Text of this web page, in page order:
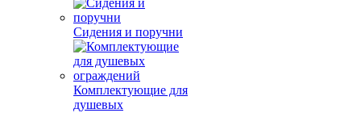
Сидения и поручни
Комплектующие для
душевых